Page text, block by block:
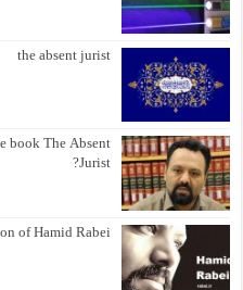
the absent jurist
book The Absent
Jurist?
of Hamid Rabei